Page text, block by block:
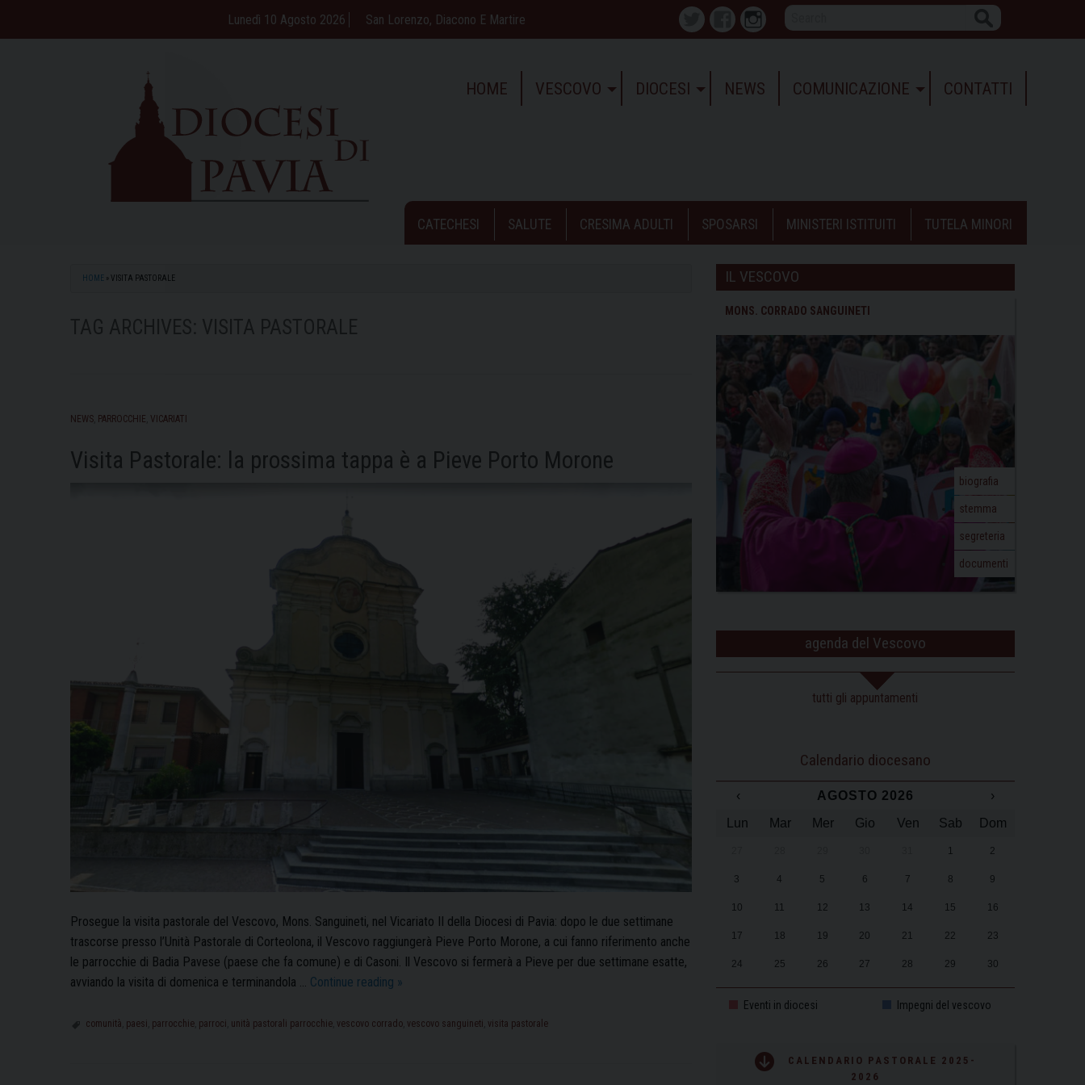
Lunedì 10 Agosto 2026 San Lorenzo, Diacono E Martire Twitter FacebookInstagram
HOME VESCOVO DIOCESI NEWS COMUNICAZIONE CONTATTI
CATECHESI SALUTE CRESIMA ADULTI SPOSARSI MINISTERI ISTITUITI TUTELA MINORI
HOME » VISITA PASTORALE
NEWS PARROCCHIE VICARIATI
Visita Pastorale: la prossima tappa è a Pieve Porto Morone
Prosegue la visita pastorale del Vescovo, Mons. Sanguineti, nel Vicariato II della Diocesi di Pavia: dopo le due settimane
trascorse presso l’Unità Pastorale di Corteolona, il Vescovo raggiungerà Pieve Porto Morone, a cui fanno riferimento anche
le parrocchie di Badia Pavese (paese che fa comune) e di Casoni. Il Vescovo si fermerà a Pieve per due settimane esatte,
avviando la visita di domenica e terminandola … Continue reading Visita
la
»
comunità paesi parrocchie parroci unità pastorali parrocchie vescovo corrado vescovo sanguineti visita pastorale
IL VESCOVO
MONS. CORRADO SANGUINETI
biografia
stemma
segreteria
documenti
agenda del Vescovo
tutti gli appuntamenti
Calendario diocesano
‹ AGOSTO 2026
›
Lun
Mar Mer Gio Ven Sab Dom
1 2
3 4 5 6 7 8 9
10 11 12 13 14 15 16
17 18 19 20 21 22 23
24 25 26 27 28 29 30
31 1 2 3 4 5 6
Eventi in diocesi Impegni del vescovo
CALENDARIO PASTORALE 2025-
2026